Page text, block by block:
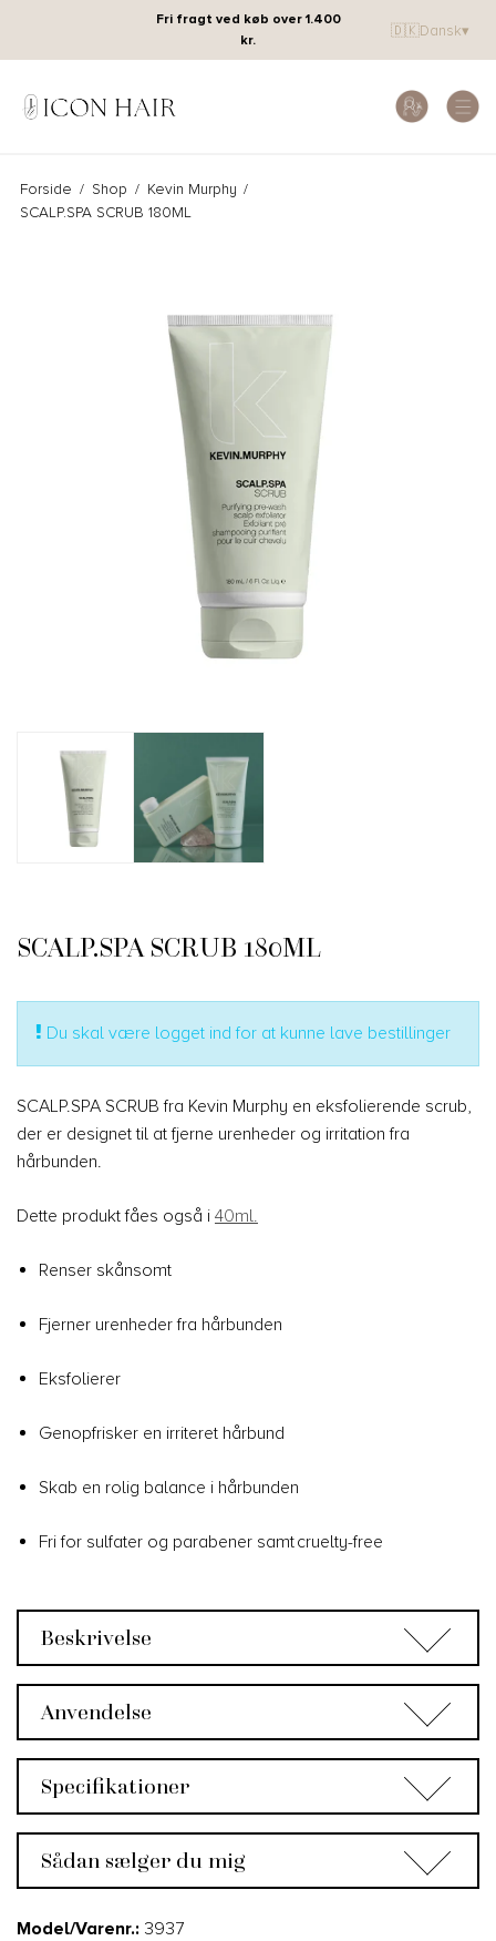
🇩🇰Dansk▾
Fri fragt ved køb over 1.400
kr.
Forside / Shop / Kevin Murphy /
SCALP.SPA SCRUB 180ML
SCALP.SPA SCRUB 180ML
Du skal være logget ind for at kunne lave bestillinger
SCALP.SPA SCRUB fra Kevin Murphy en eksfolierende scrub,
der er designet til at fjerne urenheder og irritation fra
hårbunden.
Dette produkt fåes også i 40ml.
Renser skånsomt
Fjerner urenheder fra hårbunden
Eksfolierer
Genopfrisker en irriteret hårbund
Skab en rolig balance i hårbunden
Fri for sulfater og parabener samt cruelty-free
Beskrivelse
Anvendelse
Specifikationer
Sådan sælger du mig
Model/Varenr.: 3937